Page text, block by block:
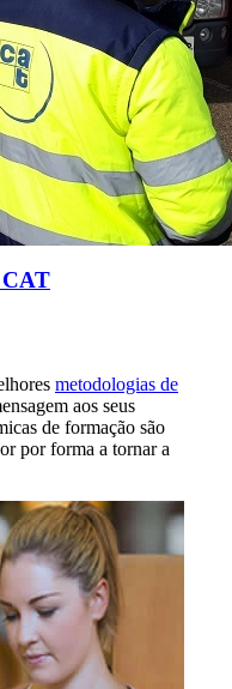
metodologias de
aos seus
de formação são
por forma a tornar a